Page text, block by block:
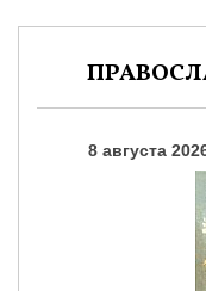
8 августа